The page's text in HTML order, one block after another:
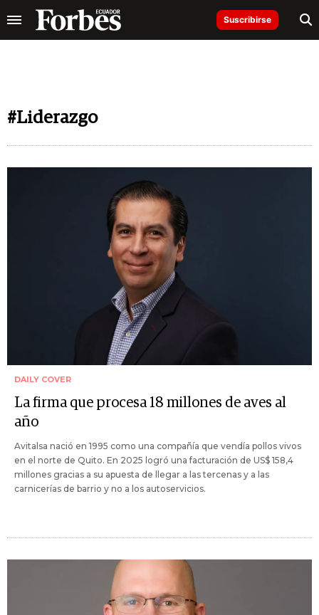
Suscribirse
#Liderazgo
DAILY COVER
La firma que procesa 18 millones de aves al
año
Avitalsa nació en 1995 como una compañía que vendía pollos vivos
en el norte de Quito. En 2025 logró una facturación de US$ 158,4
millones gracias a su apuesta de llegar a las tercenas y a las
carnicerías de barrio y no a los autoservicios.